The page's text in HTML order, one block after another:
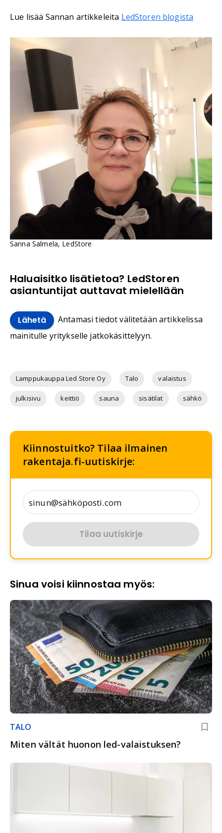
Lue lisää Sannan artikkeleita LedStoren blogista
Sanna Salmela, LedStore
Haluaisitko lisätietoa? LedStoren
asiantuntijat auttavat mielellään
Lähetä
Antamasi tiedot välitetään artikkelissa
mainitulle yritykselle jatkokäsittelyyn.
Lamppukauppa Led Store Oy Talo valaistus
julkisivu keittiö sauna sisätilat sähkö
Kiinnostuitko? Tilaa ilmainen
rakentaja.fi-uutiskirje:
Tilaa uutiskirje
Sinua voisi kiinnostaa myös:
TALO
Miten vältät huonon led-valaistuksen?